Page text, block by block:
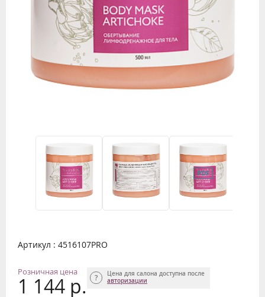
Артикул : 4516107PRO
Розничная цена
1 144 р.
Цена для салона доступна после
авторизации